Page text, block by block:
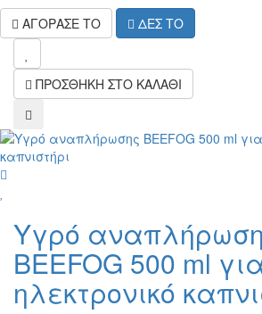
ΑΓΟΡΑΣΕ ΤΟ
ΔΕΣ ΤΟ
ΠΡΟΣΘΗΚΗ ΣΤΟ ΚΑΛΑΘΙ
compare
Υγρό
BEEFOG 500 ml
ηλεκτρονικό